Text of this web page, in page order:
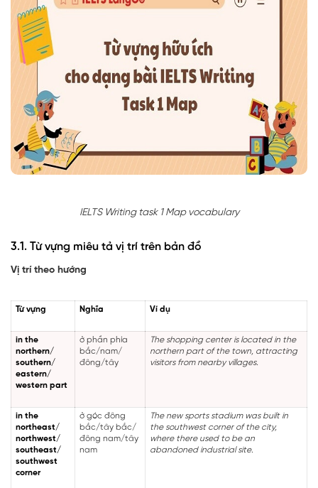
IELTS Writing task 1 Map vocabulary
3.1. Từ vựng miêu tả vị trí trên bản đồ
Vị trí theo hướng
Từ vựng Nghĩa Ví dụ
in the
northern/
southern/
eastern/
western part
ở phần phía
bắc/nam/
đông/tây
The shopping center is located in the
northern part of the town, attracting
visitors from nearby villages.
in the
northeast/
northwest/
southeast/
southwest
corner
ở góc đông
bắc/tây bắc/
đông nam/tây
nam
The new sports stadium was built in
the southwest corner of the city,
where there used to be an
abandoned industrial site.